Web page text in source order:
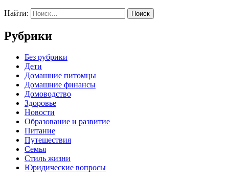
Найти:
Рубрики
Без рубрики
Дети
Домашние питомцы
Домашние финансы
Домоводство
Здоровье
Новости
Образование и развитие
Питание
Путешествия
Семья
Стиль жизни
Юридические вопросы